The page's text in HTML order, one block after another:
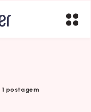
1 postagem